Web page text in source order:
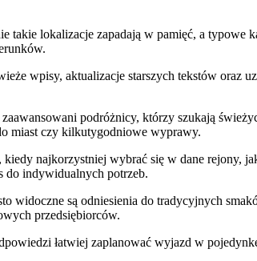
takie lokalizacje zapadają w pamięć, a
wpisy, aktualizacje starszych tekstów oraz
podróżnicy, którzy szukają
miast czy kilkutygodniowe wyprawy.
najkorzystniej wybrać się w dane rejony,
do indywidualnych potrzeb.
widoczne są odniesienia do tradycyjnych
przedsiębiorców.
łatwiej zaplanować wyjazd w